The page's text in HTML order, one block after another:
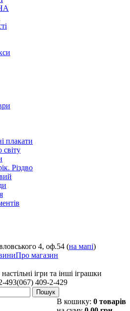
плакати
світу
Різдво
4, оф.54 (на мапі)
Про магазин
ігри та інші іграшки
493(067) 409-2-429
Пошук
В кошику: 0 товарів